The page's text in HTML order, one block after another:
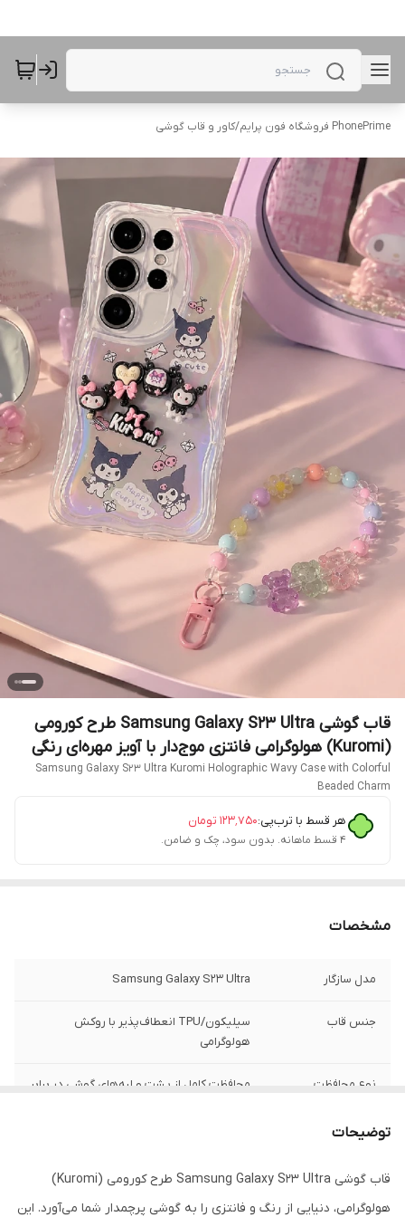
PhonePrime فروشگاه فون پرایم /کاور و قاب گوشی
قاب گوشی Samsung Galaxy S23 Ultra طرح کورومی
(Kuromi) هولوگرامی فانتزی موج‌دار با آویز مهره‌ای رنگی
Samsung Galaxy S23 Ultra Kuromi Holographic Wavy Case with Colorful
Beaded Charm
هر قسط با ترب‌پی:۱۲۳٬۷۵۰ تومان
۴ قسط ماهانه. بدون سود، چک و ضامن.
مشخصات
مدل سازگار Samsung Galaxy S23 Ultra
جنس قاب
سیلیکون/TPU انعطاف‌پذیر با روکش
هولوگرامی
نوع محافظت
محافظت کامل از پشت و لبه‌های گوشی در برابر
لبه محافظ صفحه
دارد (برجستگی ظریف لبه‌ها برای مراقبت از
توضیحات
قاب گوشی Samsung Galaxy S23 Ultra طرح کورومی (Kuromi)
هولوگرامی، دنیایی از رنگ و فانتزی را به گوشی پرچمدار شما می‌آورد. این